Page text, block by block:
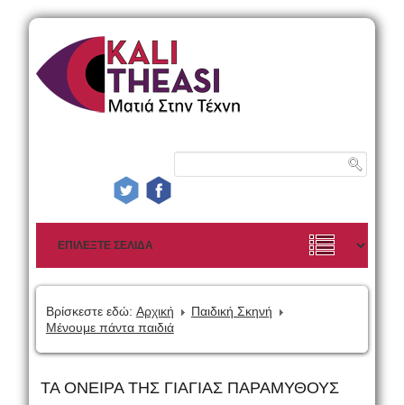
Βρίσκεστε εδώ: Αρχική
Παιδική Σκηνή
Μένουμε πάντα παιδιά
ΤΑ ΟΝΕΙΡΑ ΤΗΣ ΓΙΑΓΙΑΣ ΠΑΡΑΜΥΘΟΥΣ